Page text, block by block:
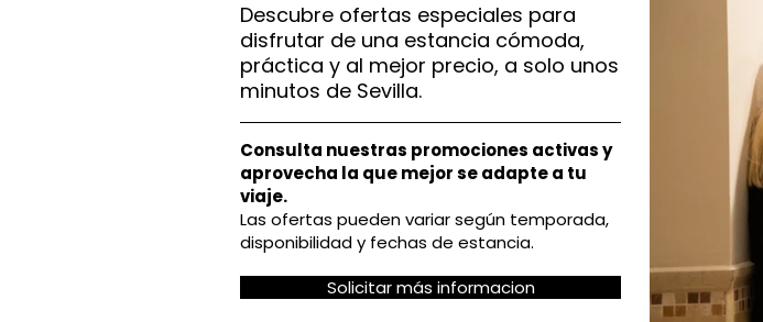
Descubre ofertas especiales para
disfrutar de una estancia cómoda,
práctica y al mejor precio, a solo unos
minutos de Sevilla.
Consulta nuestras promociones activas y
aprovecha la que mejor se adapte a tu
viaje.
Las ofertas pueden variar según temporada,
disponibilidad y fechas de estancia.
Solicitar más informacion